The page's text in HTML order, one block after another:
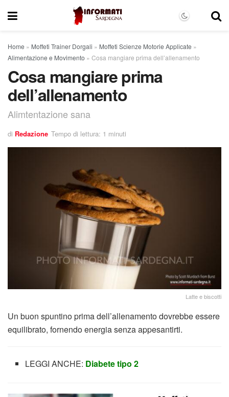
Home » Moffeti Trainer Dorgali » Moffeti Scienze Motorie Applicate »
Alimentazione e Movimento » Cosa mangiare prima dell’allenamento
Cosa mangiare prima
dell’allenamento
Alimtentazione sana
di Redazione Tempo di lettura: 1 minuti
Latte e biscotti
Un buon spuntino prima dell’allenamento dovrebbe essere
equilibrato, fornendo energia senza appesantirti.
LEGGI ANCHE: Diabete tipo 2